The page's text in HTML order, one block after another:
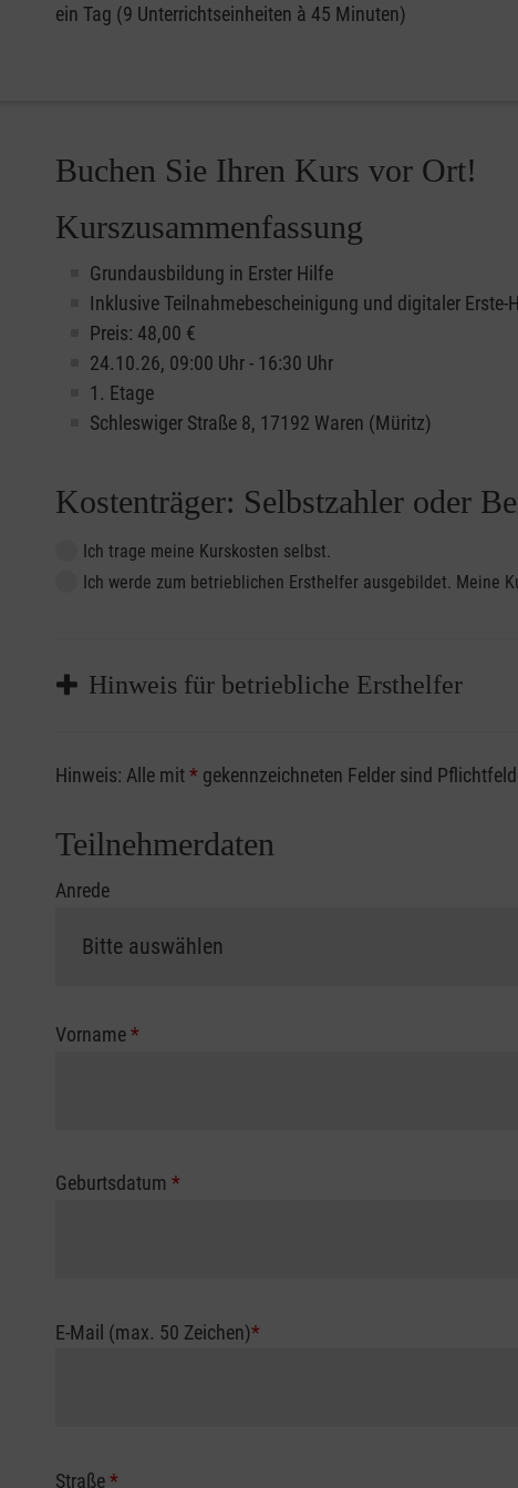
ein Tag (9 Unterrichtseinheiten à 45 Minuten)
Buchen Sie Ihren Kurs vor Ort!
Kurszusammenfassung
Grundausbildung in Erster Hilfe
Inklusive Teilnahmebescheinigung und digitaler Erste-
Preis: 48,00 €
24.10.26, 09:00 Uhr - 16:30 Uhr
1. Etage
Schleswiger Straße 8, 17192 Waren (Müritz)
Kostenträger: Selbstzahler oder
Ich trage meine Kurskosten selbst.
Ich werde zum betrieblichen Ersthelfer ausgebildet. Meine
Hinweis für betriebliche Ersthelfer
Sofern Sie ein Kostenübernahmeverfahren Ihrer
vorliegen müssen. Andernfalls erfolgt eine
Hinweis: Alle mit* gekennzeichneten Felder sind
Teilnehmerdaten
Anrede
Vorname*
Geburtsdatum *
E-Mail (max. 50 Zeichen)*
Straße*